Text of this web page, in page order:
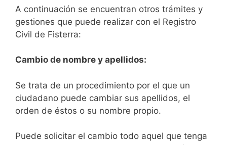
A continuación se encuentran otros trámites y
gestiones que puede realizar con el Registro
Civil de Fisterra:
Cambio de nombre y apellidos:
Se trata de un procedimiento por el que un
ciudadano puede cambiar sus apellidos, el
orden de éstos o su nombre propio.
Puede solicitar el cambio todo aquel que tenga